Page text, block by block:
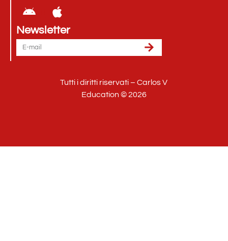
Newsletter
Tutti i diritti riservati – Carlos V
Education © 2026